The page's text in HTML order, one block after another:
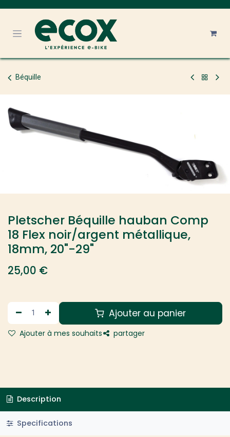
Béquille
Pletscher Béquille hauban Comp
18 Flex noir/argent métallique,
18mm, 20"-29"
25,00 €
Ajouter au panier
Ajouter à mes souhaits partager
Description
Specifications